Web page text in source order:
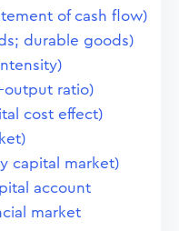
of cash flow)
durable goods)
output ratio)
cost effect)
capital market)
account
market